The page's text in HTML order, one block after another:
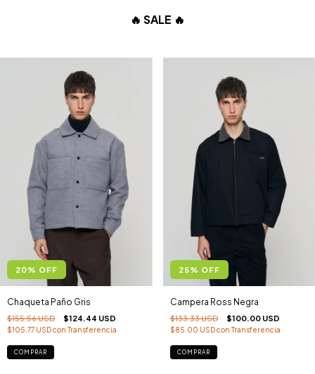
🔥 SALE 🔥
20% OFF
Chaqueta Paño Gris
$155.56 USD $124.44 USD
$105.77 USDcon Transferencia
COMPRAR
25% OFF
Campera Ross Negra
$133.33 USD $100.00 USD
$85.00 USDcon Transferencia
COMPRAR